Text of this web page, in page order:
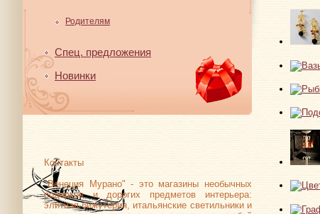
Родителям
Спец. предложения
Новинки
Контакты
"Венеция Мурано" - это магазины необычных
подарков и дорогих предметов интерьера:
элитная бижутерия, итальянские светильники и